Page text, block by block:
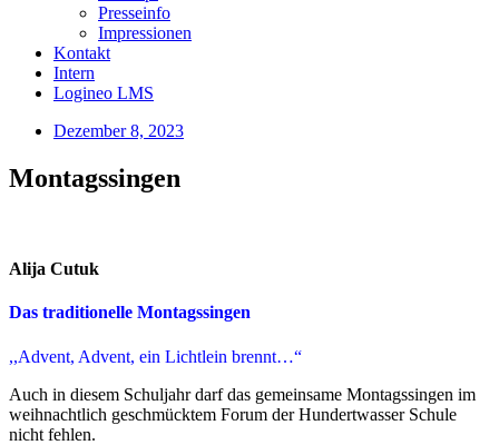
Presseinfo
Impressionen
Kontakt
Intern
Logineo LMS
Dezember 8, 2023
Montagssingen
Alija Cutuk
Das traditionelle Montagssingen
,,Advent, Advent, ein Lichtlein brennt…“
Auch in diesem Schuljahr darf das gemeinsame Montagssingen im
weihnachtlich geschmücktem Forum der Hundertwasser Schule
nicht fehlen.